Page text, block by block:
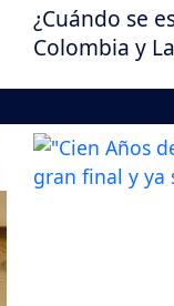
¿Cuándo se
Colombia y